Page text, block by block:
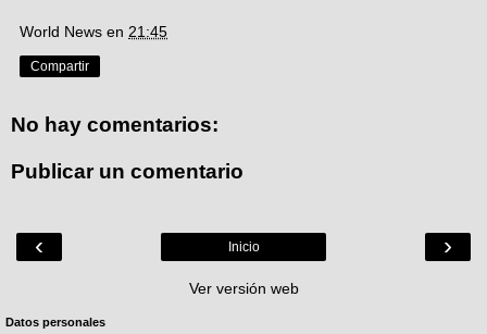
World News en 21:45
Compartir
No hay comentarios:
Publicar un comentario
‹ ›
Inicio
Ver versión web
Datos personales